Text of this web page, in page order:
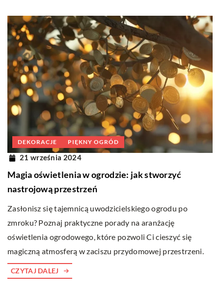
DEKORACJE PIĘKNY OGRÓD
21 września 2024
Magia oświetlenia w ogrodzie: jak stworzyć
nastrojową przestrzeń
Zasłonisz się tajemnicą uwodzicielskiego ogrodu po
zmroku? Poznaj praktyczne porady na aranżację
oświetlenia ogrodowego, które pozwoli Ci cieszyć się
magiczną atmosferą w zaciszu przydomowej przestrzeni.
CZYTAJ DALEJ